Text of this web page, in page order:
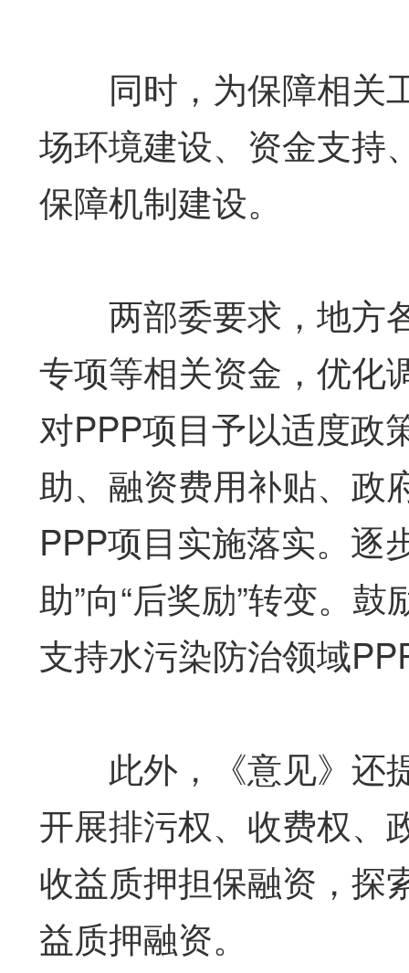
同时，为保障相关
场环境建设、资金支持
保障机制建设。
两部委要求，地方
专项等相关资金，优化
对PPP项目予以适度政
助、融资费用补贴、政
PPP项目实施落实。逐
助”向“后奖励”转变。
支持水污染防治领域
此外，《意见》还
开展排污权、收费权、
收益质押担保融资，探
益质押融资。